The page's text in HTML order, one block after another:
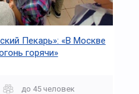
Пекарь»: «В Москве
горячи»
до 45 человек